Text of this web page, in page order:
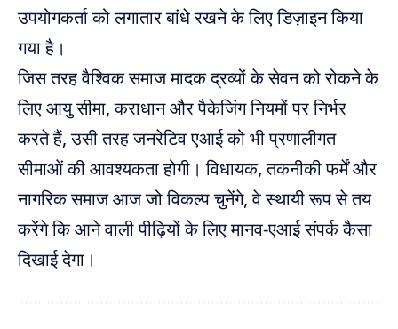
उपयोगकर्ता को लगातार बांधे रखने के लिए डिज़ाइन किया
गया है।
जिस तरह वैश्विक समाज मादक द्रव्यों के सेवन को रोकने के
लिए आयु सीमा, कराधान और पैकेजिंग नियमों पर निर्भर
करते हैं, उसी तरह जनरेटिव एआई को भी प्रणालीगत
सीमाओं की आवश्यकता होगी। विधायक, तकनीकी फर्में और
नागरिक समाज आज जो विकल्प चुनेंगे, वे स्थायी रूप से तय
करेंगे कि आने वाली पीढ़ियों के लिए मानव-एआई संपर्क कैसा
दिखाई देगा।